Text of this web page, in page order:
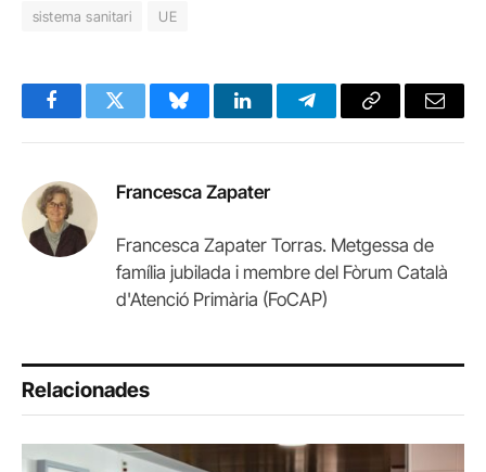
sistema sanitari
UE
FacebookTwitter BlueskyLinkedInTelegramCopy
Email
Francesca Zapater
Francesca Zapater Torras. Metgessa de
família jubilada i membre del Fòrum Català
d'Atenció Primària (FoCAP)
Relacionades